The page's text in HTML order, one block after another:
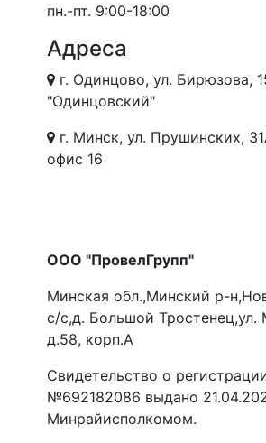
пн.-пт. 9:00-18:00
Адреса
г. Одинцово, ул. Бирюзова,
"Одинцовский"
г. Минск, ул. Прушинских,
офис 16
ООО "ПровелГрупп"
Минская обл.,Минский р-
с/с,д. Большой Тростенец,ул.
д.58, корп.А
Свидетельство о
№692182086 выдано
Минрайисполкомом.